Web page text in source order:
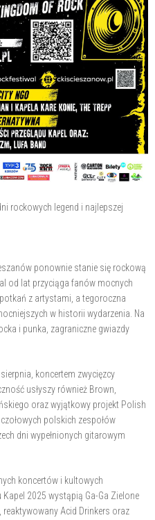
rockowych legend i najlepszej
ponownie stanie się rockową
od lat przyciąga fanów mocnych
z artystami, a tegoroczna
w historii wydarzenia. Na
i punka, zagraniczne gwiazdy
koncertem zwycięzcy
usłyszy również Brown,
oraz wyjątkowy projekt Polish
polskich zespołów
dni wypełnionych gitarowym
koncertów i kultowych
2025 wystąpią Ga-Ga Zielone
reaktywowany Acid Drinkers oraz